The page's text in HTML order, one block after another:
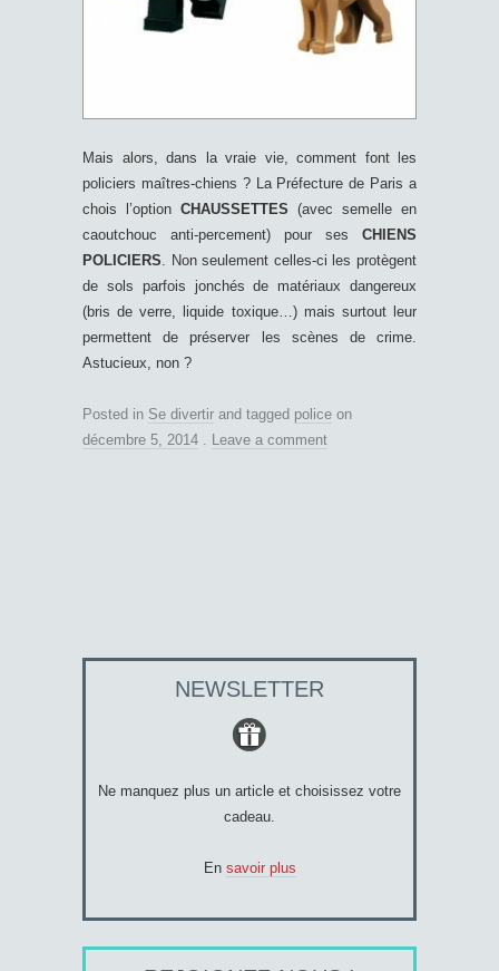
Mais alors, dans la vraie vie, comment font les
policiers maîtres-chiens ? La Préfecture de Paris a
chois l’option CHAUSSETTES (avec semelle en
caoutchouc anti-percement) pour ses CHIENS
POLICIERS . Non seulement celles-ci les protègent
de sols parfois jonchés de matériaux dangereux
(bris de verre, liquide toxique…) mais surtout leur
permettent de préserver les scènes de crime.
Astucieux, non ?
Posted in Se divertir and tagged police on
décembre 5, 2014
Leave a comment
NEWSLETTER
Ne manquez plus un article et choisissez votre
cadeau.
En savoir plus